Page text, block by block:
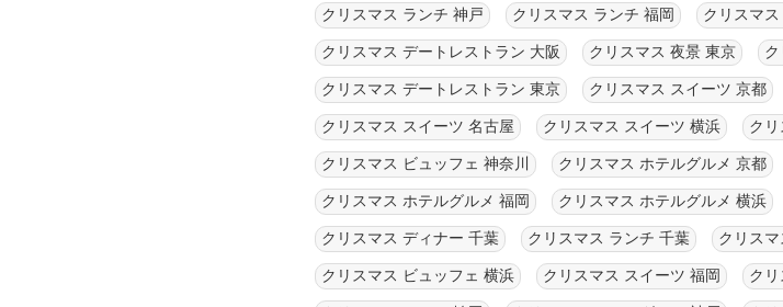
クリスマス ランチ 神戸 クリスマス ランチ 福岡 クリスマ
クリスマス デートレストラン 大阪 クリスマス 夜景 東京
クリスマス デートレストラン 東京 クリスマス スイーツ 京都
クリスマス スイーツ 名古屋 クリスマス スイーツ 横浜 ク
クリスマス ビュッフェ 神奈川 クリスマス ホテルグルメ 京都
クリスマス ホテルグルメ 福岡 クリスマス ホテルグルメ 横浜
クリスマス ディナー 千葉 クリスマス ランチ 千葉 クリスマ
クリスマス ビュッフェ 横浜 クリスマス スイーツ 福岡 ク